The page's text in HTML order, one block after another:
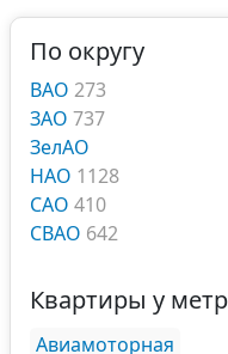
По округу
ВАО 273
ЗАО 737
ЗелАО
НАО 1128
САО 410
СВАО 642
Квартиры у
Авиамоторная